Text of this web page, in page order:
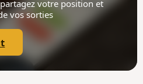
m
p
votre position et
vos sorties